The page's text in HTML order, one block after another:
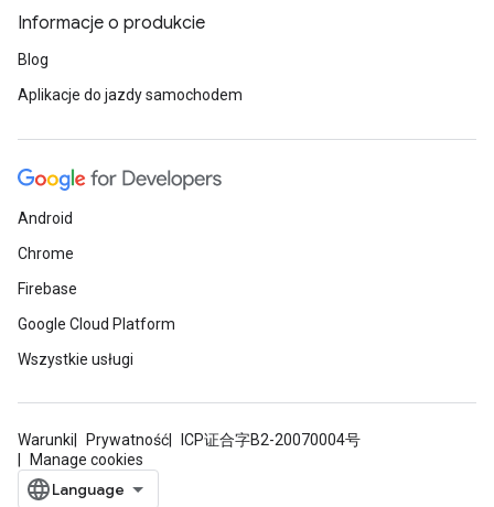
Informacje o produkcie
Blog
Aplikacje do jazdy samochodem
Android
Chrome
Firebase
Google Cloud Platform
Wszystkie usługi
Warunki Prywatność
ICP证合字B2-20070004号
Manage cookies